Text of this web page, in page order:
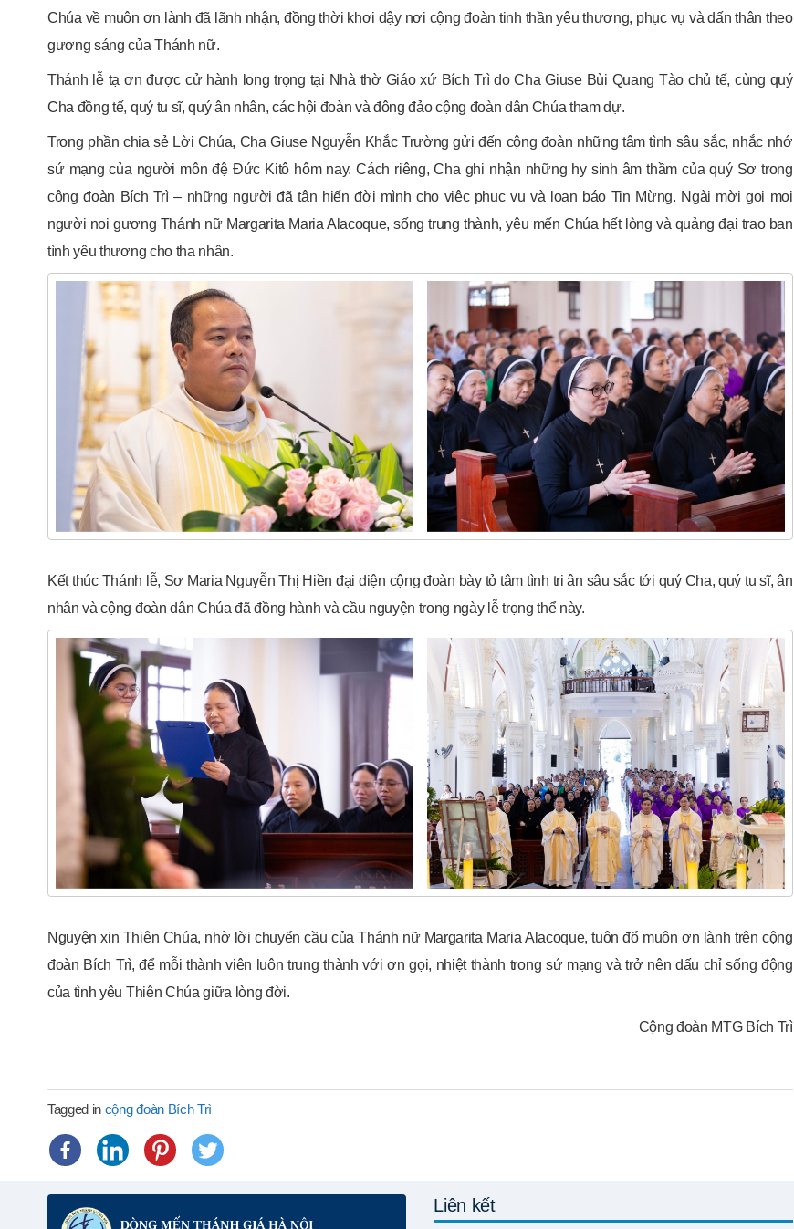
Chúa về muôn ơn lành đã lãnh nhận, đồng thời khơi dậy nơi cộng đoàn tinh thần yêu thương, phục vụ và dấn thân theo
gương sáng của Thánh nữ.
Thánh lễ tạ ơn được cử hành long trọng tại Nhà thờ Giáo xứ Bích Trì do Cha Giuse Bùi Quang Tào chủ tế, cùng quý
Cha đồng tế, quý tu sĩ, quý ân nhân, các hội đoàn và đông đảo cộng đoàn dân Chúa tham dự.
Trong phần chia sẻ Lời Chúa, Cha Giuse Nguyễn Khắc Trường gửi đến cộng đoàn những tâm tình sâu sắc, nhắc nhớ
sứ mạng của người môn đệ Đức Kitô hôm nay. Cách riêng, Cha ghi nhận những hy sinh âm thầm của quý Sơ trong
cộng đoàn Bích Trì – những người đã tận hiến đời mình cho việc phục vụ và loan báo Tin Mừng. Ngài mời gọi mọi
người noi gương Thánh nữ Margarita Maria Alacoque, sống trung thành, yêu mến Chúa hết lòng và quảng đại trao ban
tình yêu thương cho tha nhân.
Kết thúc Thánh lễ, Sơ Maria Nguyễn Thị Hiền đại diện cộng đoàn bày tỏ tâm tình tri ân sâu sắc tới quý Cha, quý tu sĩ, ân
nhân và cộng đoàn dân Chúa đã đồng hành và cầu nguyện trong ngày lễ trọng thể này.
Nguyện xin Thiên Chúa, nhờ lời chuyển cầu của Thánh nữ Margarita Maria Alacoque, tuôn đổ muôn ơn lành trên cộng
đoàn Bích Trì, để mỗi thành viên luôn trung thành với ơn gọi, nhiệt thành trong sứ mạng và trở nên dấu chỉ sống động
của tình yêu Thiên Chúa giữa lòng đời.
Cộng đoàn MTG Bích Trì
Tagged in cộng đoàn Bích Trì
Liên kết